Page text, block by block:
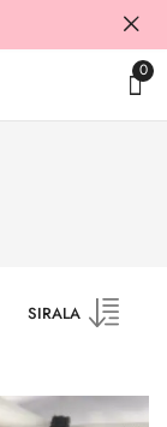
0
SIRALA